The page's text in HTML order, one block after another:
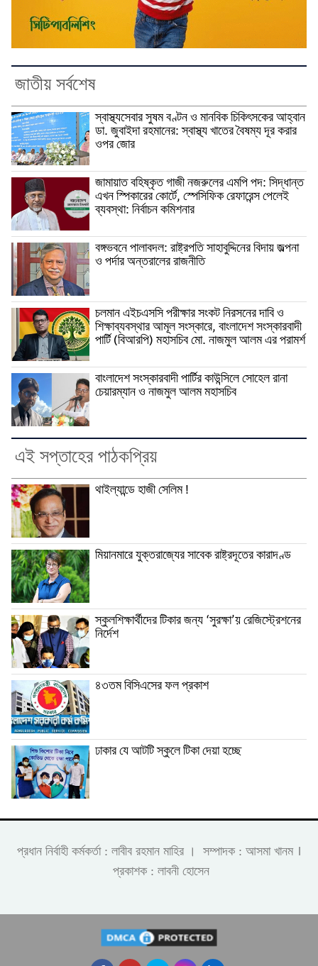
জাতীয় সর্বশেষ
স্বাস্থ্যসেবার সুষম বণ্টন ও মানবিক চিকিৎসকের আহ্বান
ডা. জুবাইদা রহমানের: স্বাস্থ্য খাতের বৈষম্য দূর করার
ওপর জোর
জামায়াত বহিষ্কৃত গাজী নজরুলের এমপি পদ: সিদ্ধান্ত
এখন স্পিকারের কোর্টে, স্পেসিফিক রেফারেন্স পেলেই
ব্যবস্থা: নির্বাচন কমিশনার
বঙ্গভবনে পালাবদল: রাষ্ট্রপতি সাহাবুদ্দিনের বিদায় জল্পনা
ও পর্দার অন্তরালের রাজনীতি
চলমান এইচএসসি পরীক্ষার সংকট নিরসনের দাবি ও
শিক্ষাব্যবস্থার আমূল সংস্কারে, বাংলাদেশ সংস্কারবাদী
পার্টি (বিআরপি) মহাসচিব মো. নাজমুল আলম এর পরামর্শ
বাংলাদেশ সংস্কারবাদী পার্টির কাউন্সিলে সোহেল রানা
চেয়ারম্যান ও নাজমুল আলম মহাসচিব
এই সপ্তাহের পাঠকপ্রিয়
থাইল্যান্ডে হাজী সেলিম !
মিয়ানমারে যুক্তরাজ্যের সাবেক রাষ্ট্রদূতের কারাদণ্ড
স্কুলশিক্ষার্থীদের টিকার জন্য ‘সুরক্ষা’য় রেজিস্ট্রেশনের
নির্দেশ
৪৩তম বিসিএসের ফল প্রকাশ
ঢাকার যে আটটি স্কুলে টিকা দেয়া হচ্ছে
প্রধান নির্বাহী কর্মকর্তা : লাবীব রহমান মাহির । সম্পাদক : আসমা খানম ।
প্রকাশক : লাবনী হোসেন